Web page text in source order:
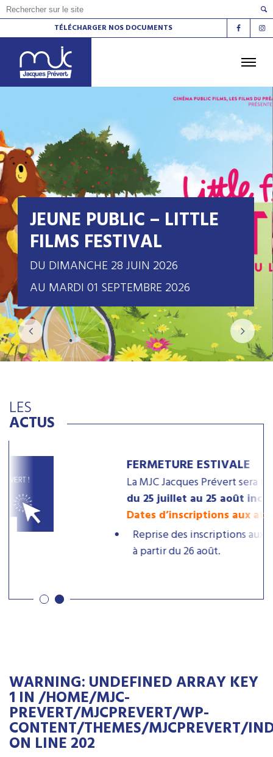
TÉLÉCHARGER NOS DOCUMENTS
L'AGENDA LES ATELIERS
LES ESPACES DE VIE SOCIALE
LA RADIO LA MJC LES LIEUX
JEUNE PUBLIC – LITTLE
FILMS FESTIVAL
DU DIMANCHE 28 JUIN 2026
AU MARDI 01 SEPTEMBRE 2026
LES
ACTUS
FERMETURE ESTIVALE
La MJC Jacques Prévert sera fermée
du 25 juillet au 25 août inclus.
Dates d’inscriptions aux ateliers :
Reprise des inscriptions aux ateliers
à partir du 26 août.
WARNING: UNDEFINED ARRAY KEY
1 IN /HOME/MJC-
PREVERT/MJCPREVERT/WP-
CONTENT/THEMES/MJCPREVERT/
ON LINE 202